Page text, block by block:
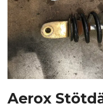
Aerox